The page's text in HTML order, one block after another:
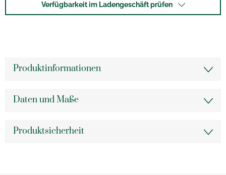
Verfügbarkeit im Ladengeschäft prüfen
Produktinformationen
Daten und Maße
Produktsicherheit